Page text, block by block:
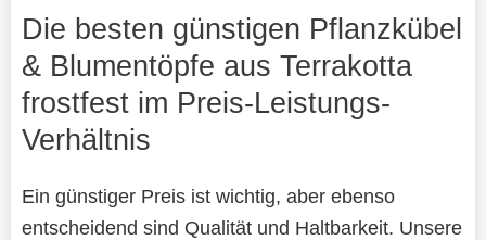
Die besten günstigen Pflanzkübel
& Blumentöpfe aus Terrakotta
frostfest im Preis-Leistungs-
Verhältnis
Ein günstiger Preis ist wichtig, aber ebenso
entscheidend sind Qualität und Haltbarkeit. Unsere